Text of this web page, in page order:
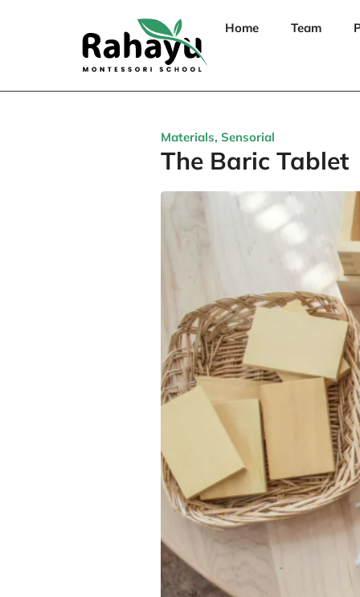
Home Team
Materials, Sensorial
The Baric Tablet